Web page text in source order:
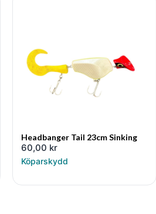
Headbanger Tail 23cm Sinking
60,00 kr
Köparskydd